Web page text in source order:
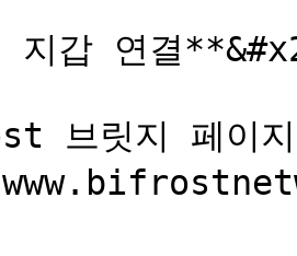
갑 연결
브릿지 페이